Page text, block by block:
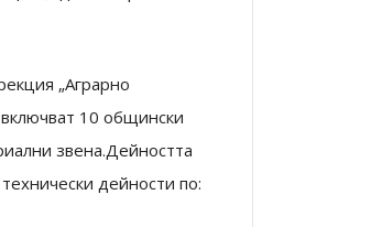
„Аграрно
включват 10 общински
звена.Дейността
дейности по: